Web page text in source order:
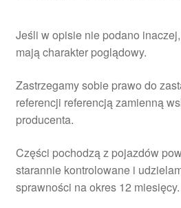
Jeśli w opisie nie podano
mają charakter poglądowy.
Zastrzegamy sobie prawo do
referencji referencją zamienną
producenta.
Części pochodzą z pojazdów
starannie kontrolowane i
sprawności na okres 12 miesięcy.